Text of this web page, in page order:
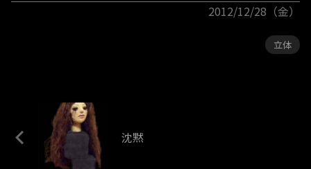
2012/12/28（金）
立体
沈黙